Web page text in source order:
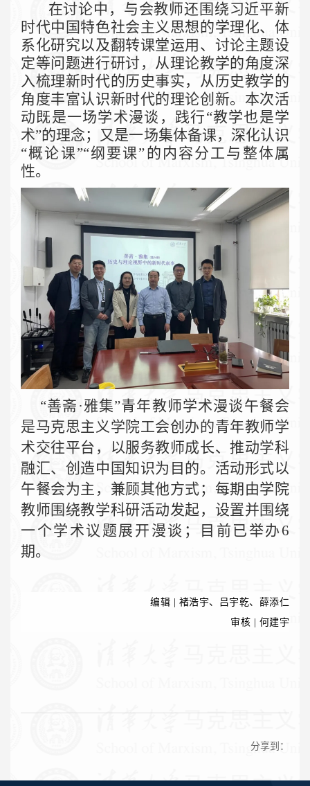
在讨论中，与会教师还围绕习近平新
时代中国特色社会主义思想的学理化、体
系化研究以及翻转课堂运用、讨论主题设
定等问题进行研讨，从理论教学的角度深
入梳理新时代的历史事实，从历史教学的
角度丰富认识新时代的理论创新。本次活
动既是一场学术漫谈，践行“教学也是学
术”的理念；又是一场集体备课，深化认识
“概论课”“纲要课”的内容分工与整体属
性。
“善斋·雅集”青年教师学术漫谈午餐会
是马克思主义学院工会创办的青年教师学
术交往平台，以服务教师成长、推动学科
融汇、创造中国知识为目的。活动形式以
午餐会为主，兼顾其他方式；每期由学院
教师围绕教学科研活动发起，设置并围绕
一个学术议题展开漫谈；目前已举办6
期。
编辑 | 褚浩宇、吕宇乾、薛添仁
审核 | 何建宇
分享到：